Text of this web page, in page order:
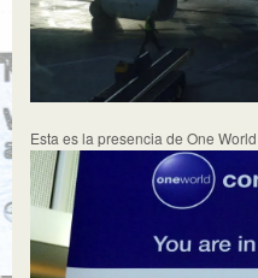
Esta es la presencia de One